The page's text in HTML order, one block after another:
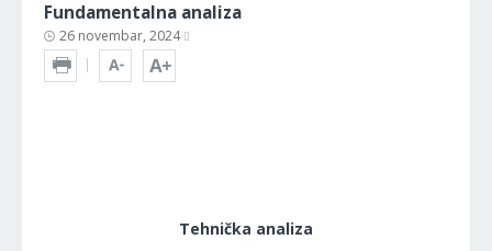
Fundamentalna analiza
26 novembar, 2024
Tehnička analiza